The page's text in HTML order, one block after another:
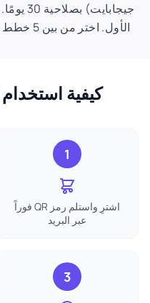
الأول. اختر من بين 5 خطط eSIM لـ الكويت بدءًا من €2.99.
كيفية استخدام eSIM في الكويت
1
اشترِ واستلم رمز QR فوراً
عبر البريد
3